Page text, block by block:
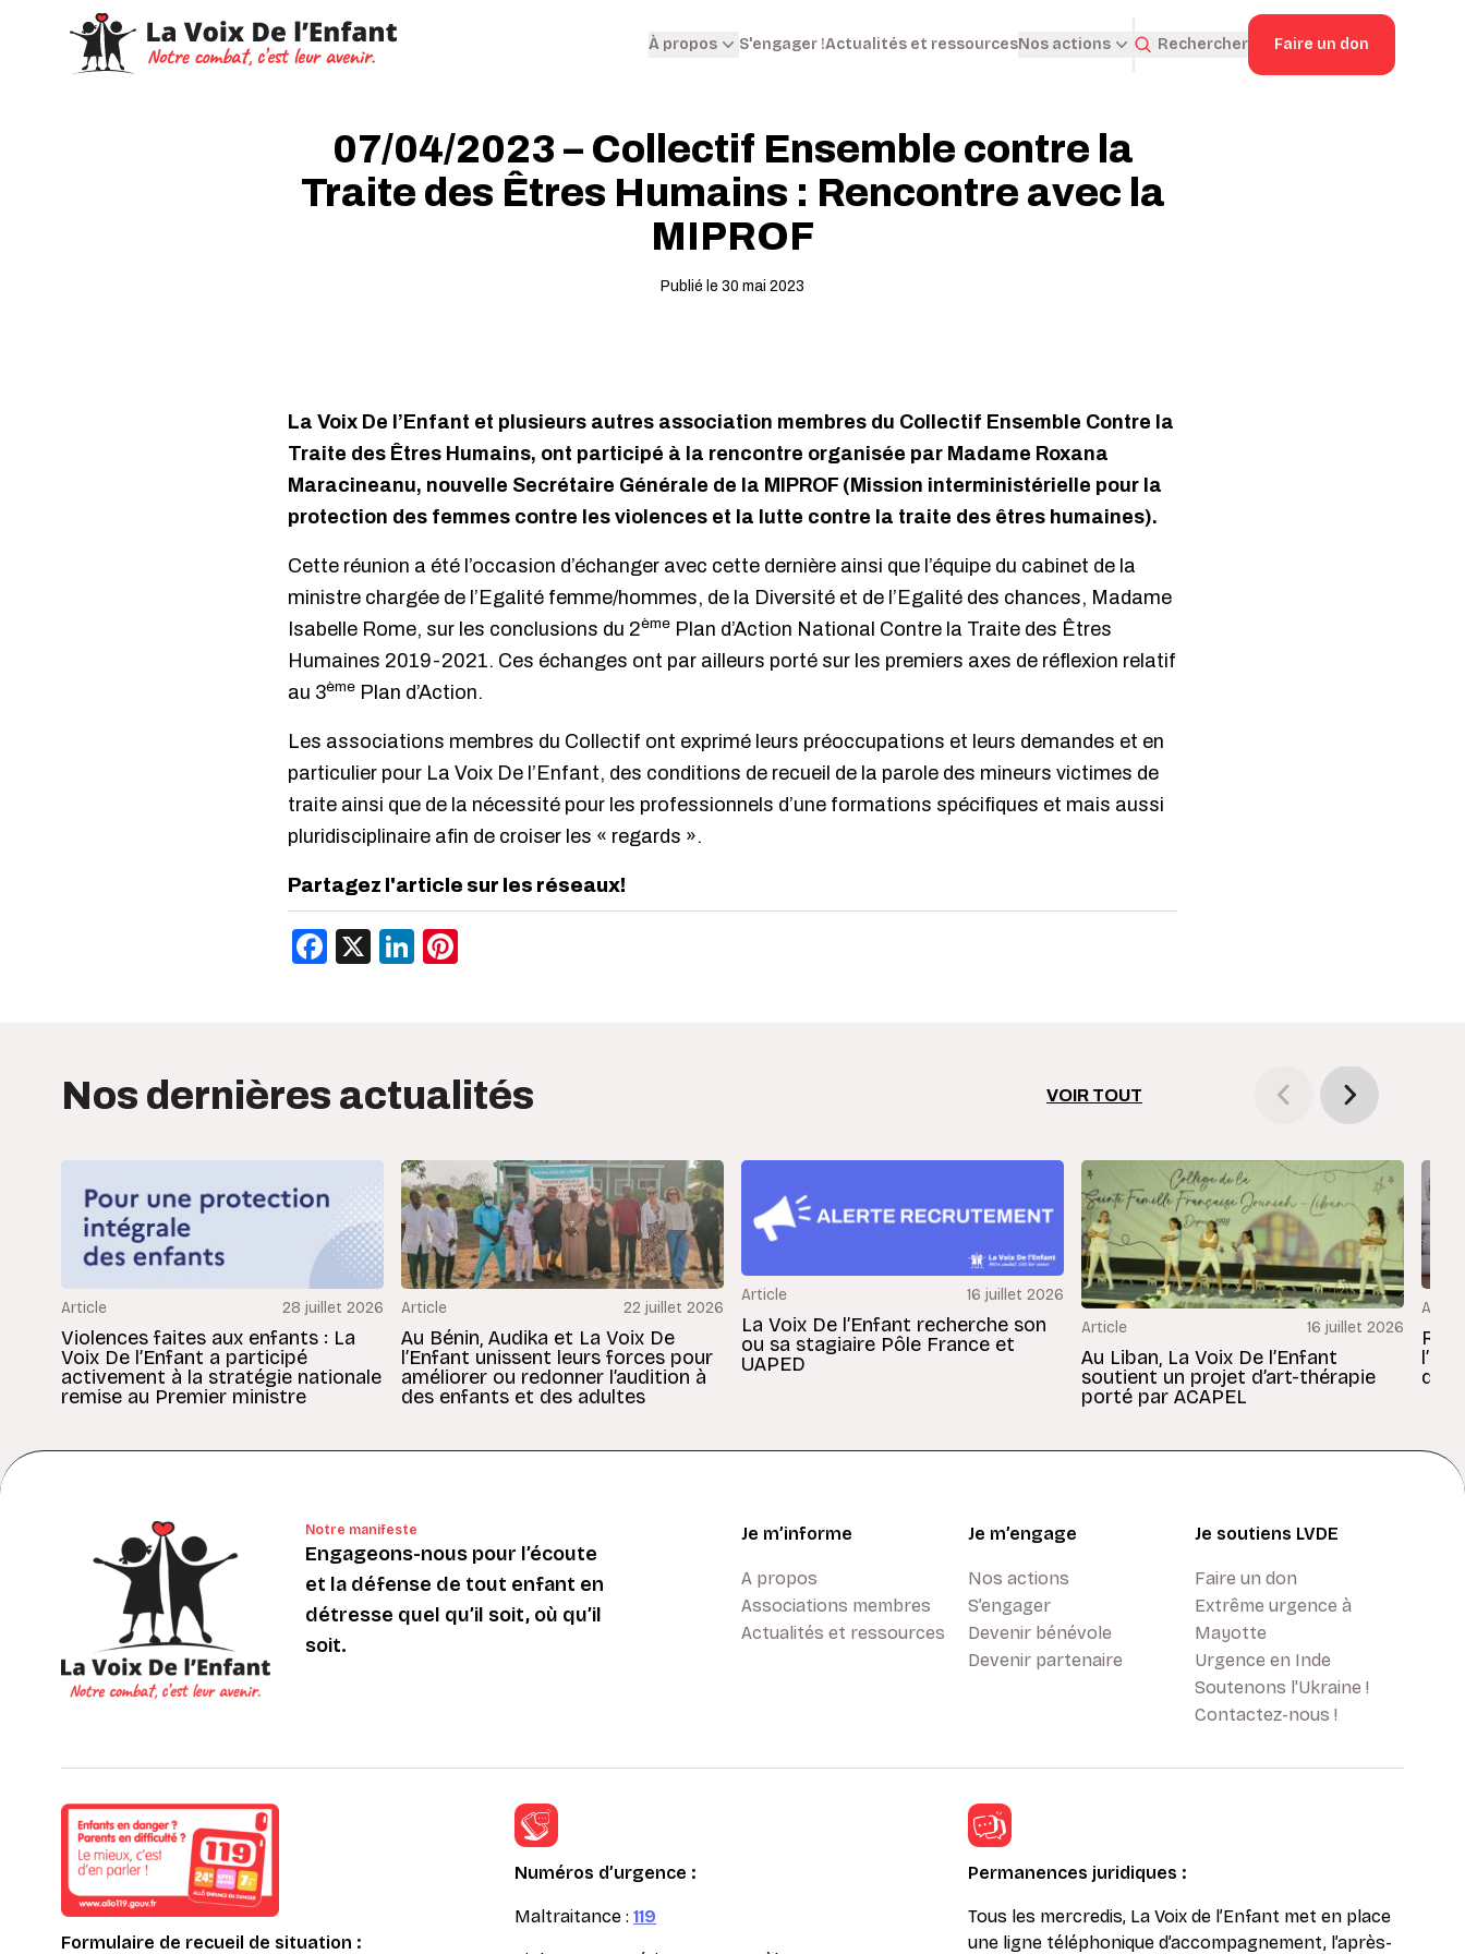
À propos S'engager !Actualités et ressourcesNos actions Rechercher Faire un don
07/04/2023 – Collectif Ensemble contre la
Traite des Êtres Humains : Rencontre avec la
MIPROF
Publié le 30 mai 2023
La Voix De l’Enfant et plusieurs autres association membres du Collectif Ensemble Contre la
Traite des Êtres Humains, ont participé à la rencontre organisée par Madame Roxana
Maracineanu, nouvelle Secrétaire Générale de la MIPROF (Mission interministérielle pour la
protection des femmes contre les violences et la lutte contre la traite des êtres humaines).
Cette réunion a été l’occasion d’échanger avec cette dernière ainsi que l’équipe du cabinet de la
ministre chargée de l’Egalité femme/hommes, de la Diversité et de l’Egalité des chances, Madame
Isabelle Rome, sur les conclusions du 2ème Plan d’Action National Contre la Traite des Êtres
Humaines 2019-2021. Ces échanges ont par ailleurs porté sur les premiers axes de réflexion relatif
au 3ème Plan d’Action.
Les associations membres du Collectif ont exprimé leurs préoccupations et leurs demandes et en
particulier pour La Voix De l’Enfant, des conditions de recueil de la parole des mineurs victimes de
traite ainsi que de la nécessité pour les professionnels d’une formations spécifiques et mais aussi
pluridisciplinaire afin de croiser les « regards ».
Partagez l'article sur les réseaux!
Facebook
X LinkedIn
Nos dernières actualités VOIR TOUT
Article 28 juillet 2026
Violences faites aux enfants : La
Voix De l’Enfant a participé
activement à la stratégie nationale
remise au Premier ministre
Article 22 juillet 2026
Au Bénin, Audika et La Voix De
l’Enfant unissent leurs forces pour
améliorer ou redonner l’audition à
des enfants et des adultes
Article 16 juillet 2026
La Voix De l’Enfant recherche son
ou sa stagiaire Pôle France et
UAPED
Article 16 juillet 2026
Au Liban, La Voix De l’Enfant
soutient un projet d’art-thérapie
porté par ACAPEL
Notre manifeste
Engageons-nous pour l’écoute
et la défense de tout enfant en
détresse quel qu’il soit, où qu’il
soit.
Je m’informe
A propos
Associations membres
Actualités et ressources
Je m’engage
Nos actions
S’engager
Devenir bénévole
Devenir partenaire
Je soutiens LVDE
Faire un don
Extrême urgence à
Mayotte
Urgence en Inde
Soutenons l'Ukraine !
Contactez-nous !
Formulaire de recueil de situation :
Numéros d’urgence :
Maltraitance : 119
Permanences juridiques :
Tous les mercredis, La Voix de l’Enfant met en place
une ligne téléphonique d’accompagnement, l’après-